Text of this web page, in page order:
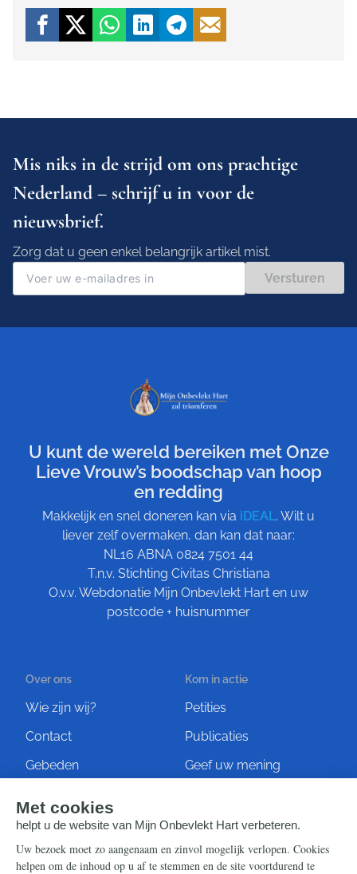
Mis niks in de strijd om ons prachtige
Nederland – schrijf u in voor de
nieuwsbrief.
Zorg dat u geen enkel belangrijk artikel mist.
Versturen
U kunt de wereld bereiken met Onze
Lieve Vrouw’s boodschap van hoop
en redding
Makkelijk en snel doneren kan via iDEAL. Wilt u
liever zelf overmaken, dan kan dat naar:
NL16 ABNA 0824 7501 44
T.n.v. Stichting Civitas Christiana
O.v.v. Webdonatie Mijn Onbevlekt Hart en uw
postcode + huisnummer
Over ons
Wie zijn wij?
Contact
Gebeden
Kom in actie
Petities
Publicaties
Geef uw mening
Steun ons Info